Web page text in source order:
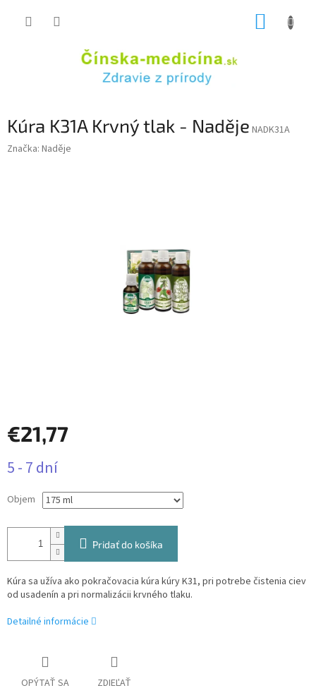
Kúra K31A Krvný tlak - Naděje NADK31A
Značka: Naděje
€21,77
cena:
5 - 7 dní
Objem
Pridať do košíka
Kúra sa užíva ako pokračovacia kúra kúry K31, pri potrebe čistenia ciev
od usadenín a pri normalizácii krvného tlaku.
Detailné informácie
OPÝTAŤ SA ZDIEĽAŤ